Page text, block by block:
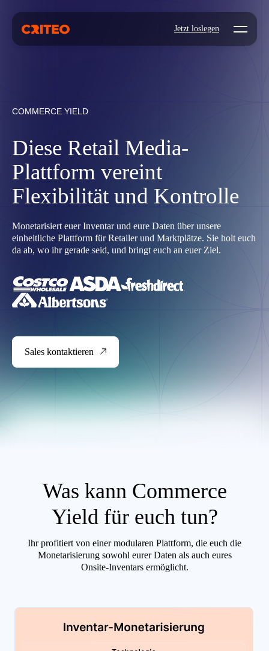
Jetzt loslegen Open
COMMERCE YIELD
Diese Retail Media-
Plattform vereint
Flexibilität und Kontrolle
Monetarisiert euer Inventar und eure Daten über unsere
einheitliche Plattform für Retailer und Marktplätze. Sie holt euch
da ab, wo ihr gerade seid, und bringt euch an euer Ziel.
Sales kontaktieren
Was kann Commerce
Yield für euch tun?
Ihr profitiert von einer modularen Plattform, die euch die
Monetarisierung sowohl eurer Daten als auch eures
Onsite-Inventars ermöglicht.